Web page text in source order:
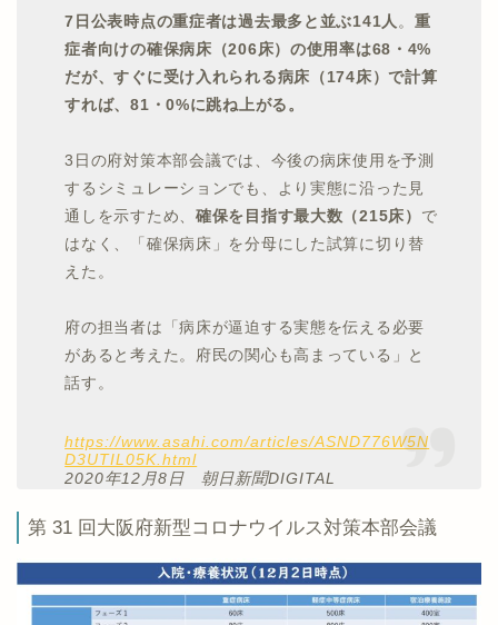
7日公表時点の重症者は過去最多と並ぶ141人 。 重
症者向けの確保病床（206床）の使用率は68・4%
だが、すぐに受け入れられる病床（174床）で計算
すれば、81・0%に跳ね上がる。
3日の府対策本部会議では、今後の病床使用を予測
するシミュレーションでも、より実態に沿った見
通しを示すため、 確保を目指す最大数（215床） で
はなく、「確保病床」を分母にした試算に切り替
えた。
府の担当者は「病床が逼迫する実態を伝える必要
があると考えた。府民の関心も高まっている」と
話す。
https://www.asahi.com/articles/ASND776W5N
D3UTIL05K.html
2020年12月8日 朝日新聞DIGITAL
第 31 回大阪府新型コロナウイルス対策本部会議